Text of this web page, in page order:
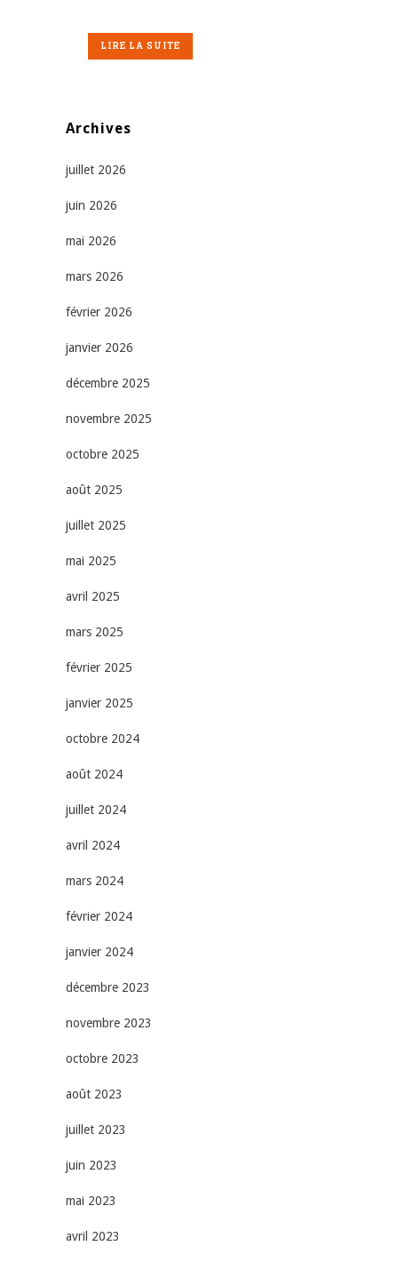
LIRE LA SUITE
Archives
juillet 2026
juin 2026
mai 2026
mars 2026
février 2026
janvier 2026
décembre 2025
novembre 2025
octobre 2025
août 2025
juillet 2025
mai 2025
avril 2025
mars 2025
février 2025
janvier 2025
octobre 2024
août 2024
juillet 2024
avril 2024
mars 2024
février 2024
janvier 2024
décembre 2023
novembre 2023
octobre 2023
août 2023
juillet 2023
juin 2023
mai 2023
avril 2023